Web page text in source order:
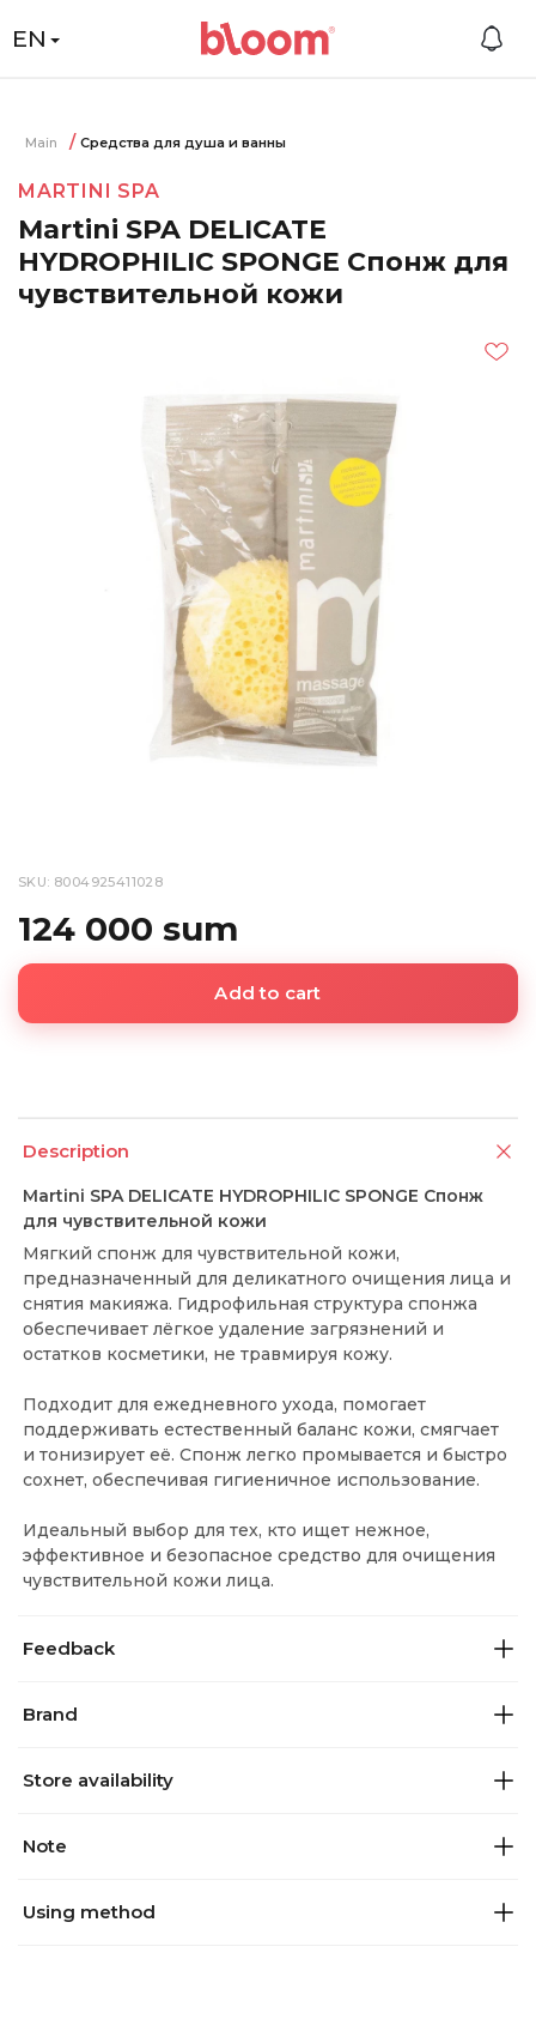
EN
Main Средства для душа и ванны
MARTINI SPA
Martini SPA DELICATE
HYDROPHILIC SPONGE Спонж для
чувствительной кожи
SKU: 8004925411028
124 000 sum
Add to cart
Description
Martini SPA DELICATE HYDROPHILIC SPONGE Спонж
для чувствительной кожи
Мягкий спонж для чувствительной кожи,
предназначенный для деликатного очищения лица и
снятия макияжа. Гидрофильная структура спонжа
обеспечивает лёгкое удаление загрязнений и
остатков косметики, не травмируя кожу.
Подходит для ежедневного ухода, помогает
поддерживать естественный баланс кожи, смягчает
и тонизирует её. Спонж легко промывается и быстро
сохнет, обеспечивая гигиеничное использование.
Идеальный выбор для тех, кто ищет нежное,
эффективное и безопасное средство для очищения
чувствительной кожи лица.
Feedback
Brand
Store availability
Note
Using method